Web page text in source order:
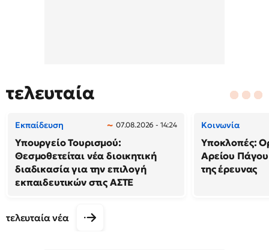
τελευταία
Εκπαίδευση 07.08.2026 - 14:24
Υπουργείο Τουρισμού:
Θεσμοθετείται νέα διοικητική
διαδικασία για την επιλογή
εκπαιδευτικών στις ΑΣΤΕ
Κοινωνία
Υποκλοπές:
Αρείου
της έρευνας
τελευταία νέα